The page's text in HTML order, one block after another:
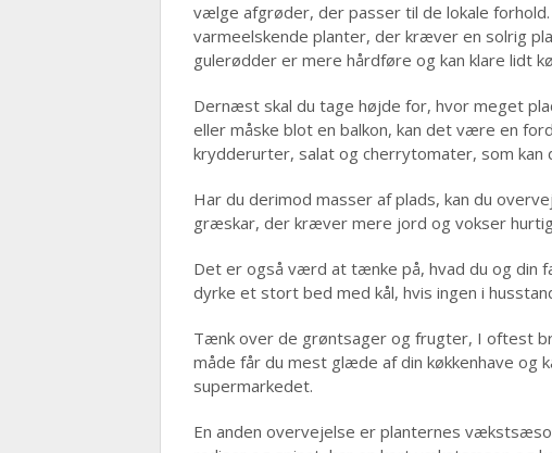
vælge afgrøder, der passer til de lokale
varmeelskende planter, der kræver en solrig
gulerødder er mere hårdføre og kan klare lidt
Dernæst skal du tage højde for, hvor meget
eller måske blot en balkon, kan det være en
krydderurter, salat og cherrytomater, som kan
Har du derimod masser af plads, kan du
græskar, der kræver mere jord og vokser
Det er også værd at tænke på, hvad du og din
dyrke et stort bed med kål, hvis ingen i
Tænk over de grøntsager og frugter, I oftest
måde får du mest glæde af din køkkenhave og
supermarkedet.
En anden overvejelse er planternes